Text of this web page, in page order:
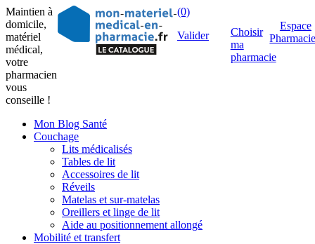
Maintien à
domicile,
matériel
médical,
votre
pharmacien
vous
conseille !
(0)
Valider
Choisir
ma
pharmacie
Espace
Mon Blog Santé
Couchage
Lits médicalisés
Tables de lit
Accessoires de lit
Réveils
Matelas et sur-matelas
Oreillers et linge de lit
Aide au positionnement allongé
Mobilité et transfert